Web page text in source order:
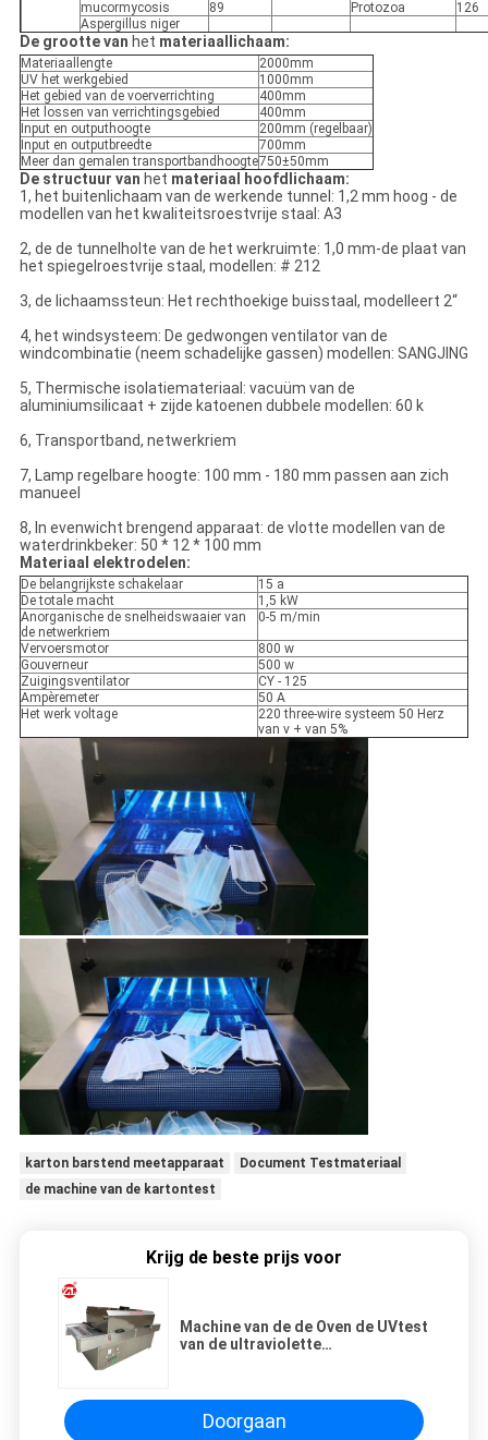
mucormycosis 89 Protozoa
126
Aspergillus niger
De grootte van het materiaallichaam:
Materiaallengte
2000mm
UV het werkgebied
1000mm
Het gebied van de voerverrichting
400mm
Het lossen van verrichtingsgebied
400mm
Input en outputhoogte
200mm (regelbaar)
Input en outputbreedte
700mm
Meer dan gemalen transportbandhoogte750±50mm
De structuur van het materiaal hoofdlichaam:
1, het buitenlichaam van de werkende tunnel: 1,2 mm hoog - de
modellen van het kwaliteitsroestvrije staal: A3
2, de de tunnelholte van de het werkruimte: 1,0 mm-de plaat van
het spiegelroestvrije staal, modellen: # 212
3, de lichaamssteun: Het rechthoekige buisstaal, modelleert 2“
4, het windsysteem: De gedwongen ventilator van de
windcombinatie (neem schadelijke gassen) modellen: SANGJING
5, Thermische isolatiemateriaal: vacuüm van de
aluminiumsilicaat + zijde katoenen dubbele modellen: 60 k
6, Transportband, netwerkriem
7, Lamp regelbare hoogte: 100 mm - 180 mm passen aan zich
manueel
8, In evenwicht brengend apparaat: de vlotte modellen van de
waterdrinkbeker: 50 * 12 * 100 mm
Materiaal elektrodelen:
De belangrijkste schakelaar
15 a
De totale macht
1,5 kW
Anorganische de snelheidswaaier van
de netwerkriem
0-5 m/min
Vervoersmotor
800 w
Gouverneur
500 w
Zuigingsventilator
CY - 125
Ampèremeter
50 A
Het werk voltage
220 three-wire systeem 50 Herz
van v + van 5%
karton barstend meetapparaat
Document Testmateriaal
de machine van de kartontest
Krijg de beste prijs voor
Machine van de de Oven de UVtest
van de ultraviolette
UVsterilisatormachine
Doorgaan